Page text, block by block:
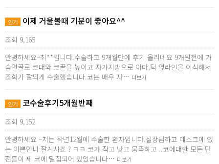
인기 이제 거울볼때 기분이 좋아요^^
조회 9,165
안녕하세요~최**입니다.수술하고 9개월만에 후기 올리네요 9개원전에 가
슴연골로 코대와 코끝을 높이고 자가지방으로 이마,턱 옆라인을 이식해서
조화가 잘되게 수술했습니다.코는 매우 자… 더보기
인기 코수술후기5개월반째
조회 9,152
안녕하세요 ~저는 작년12월에 수술한 환자입니다.실장님하고 데스크에 있
는 이쁜언니 잘계시죠 ? ㅋㅋ 코가 작고 낮고 뭉뚝하고 ..코에대한 모든 단
점들이 제 코에 밀집되어 있었습니다… 더보기